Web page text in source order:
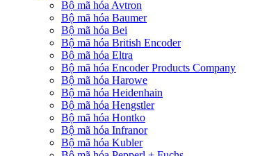
Bộ mã hóa Avtron
Bộ mã hóa Baumer
Bộ mã hóa Bei
Bộ mã hóa British Encoder
Bộ mã hóa Eltra
Bộ mã hóa Encoder Products Company
Bộ mã hóa Harowe
Bộ mã hóa Heidenhain
Bộ mã hóa Hengstler
Bộ mã hóa Hontko
Bộ mã hóa Infranor
Bộ mã hóa Kubler